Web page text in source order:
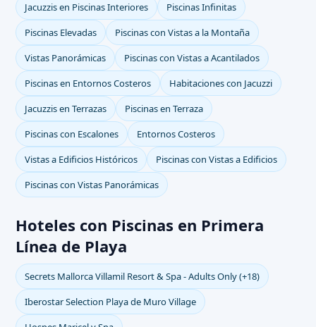
Jacuzzis en Piscinas Interiores
Piscinas Infinitas
Piscinas Elevadas
Piscinas con Vistas a la Montaña
Vistas Panorámicas
Piscinas con Vistas a Acantilados
Piscinas en Entornos Costeros
Habitaciones con Jacuzzi
Jacuzzis en Terrazas
Piscinas en Terraza
Piscinas con Escalones
Entornos Costeros
Vistas a Edificios Históricos
Piscinas con Vistas a Edificios
Piscinas con Vistas Panorámicas
Hoteles con Piscinas en Primera
Línea de Playa
Secrets Mallorca Villamil Resort & Spa - Adults Only (+18)
Iberostar Selection Playa de Muro Village